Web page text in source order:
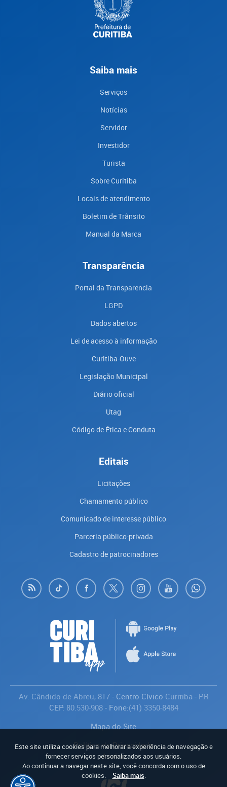
Saiba mais
Serviços
Notícias
Servidor
Investidor
Turista
Sobre Curitiba
Locais de atendimento
Boletim de Trânsito
Manual da Marca
Transparência
Portal da Transparencia
LGPD
Dados abertos
Lei de acesso à informação
Curitiba-Ouve
Legislação Municipal
Diário oficial
Utag
Código de Ética e Conduta
Editais
Licitações
Chamamento público
Comunicado de interesse público
Parceria público-privada
Cadastro de patrocinadores
Av. Cândido de Abreu, 817- Centro Cívico Curitiba - PR
CEP: 80.530-908- Fone:(41) 3350-8484
Mapa do Site
Política de Privacidade
Avaliar
Este site utiliza cookies para melhorar a experiência de navegação e
fornecer serviços personalizados aos usuários.
Ao continuar a navegar neste site, você concorda com o uso de
cookies.
Saiba mais.